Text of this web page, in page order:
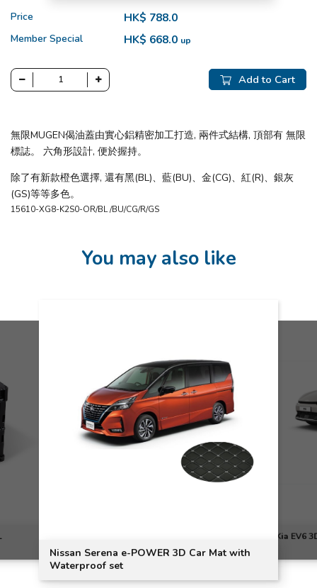
Price HK$ 788.0
Member Special HK$ 668.0 up
Add to Cart
無限MUGEN偈油蓋由實心鋁精密加工打造, 兩件式結構, 頂部有 無限
標誌。 六角形設計, 便於握持。
除了有新款橙色選擇, 還有黑(BL)、藍(BU)、金(CG)、紅(R)、銀灰
(GS)等等多色。
15610-XG8-K2S0-OR/BL /BU/CG/R/GS
You may also like
Nissan Serena e-POWER 3D Car Mat with
Waterproof set
Kia EV6